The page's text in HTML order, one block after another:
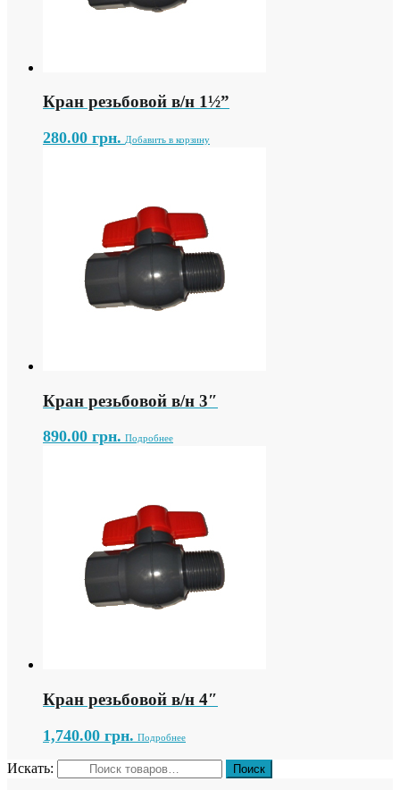
Кран резьбовой в/н 1½”
280.00 грн. Добавить в корзину
Кран резьбовой в/н 3″
890.00 грн. Подробнее
Кран резьбовой в/н 4″
1,740.00 грн. Подробнее
Искать: